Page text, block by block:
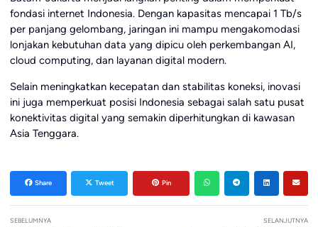
fondasi internet Indonesia. Dengan kapasitas mencapai 1 Tb/s
per panjang gelombang, jaringan ini mampu mengakomodasi
lonjakan kebutuhan data yang dipicu oleh perkembangan AI,
cloud computing, dan layanan digital modern.
Selain meningkatkan kecepatan dan stabilitas koneksi, inovasi
ini juga memperkuat posisi Indonesia sebagai salah satu pusat
konektivitas digital yang semakin diperhitungkan di kawasan
Asia Tenggara.
Share Tweet Pin
SEBELUMNYA SELANJUTNYA